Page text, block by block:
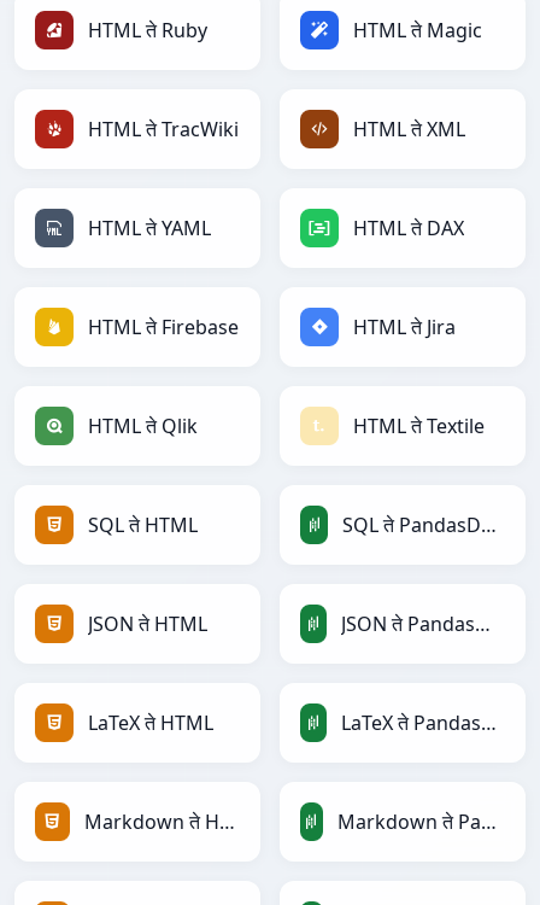
HTML ते Ruby HTML ते Magic
HTML ते TracWiki HTML ते XML
HTML ते YAML HTML ते DAX
HTML ते Firebase HTML ते Jira
HTML ते Qlik HTML ते Textile
SQL ते HTML SQL ते PandasDataFrame
JSON ते HTML JSON ते PandasDataFrame
LaTeX ते HTML LaTeX ते PandasDataFrame
Markdown ते HTML Markdown ते PandasDataFrame